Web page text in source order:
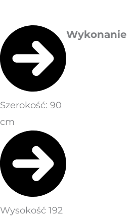
Szerokość: 90
cm
Wysokość 192
Wykonanie